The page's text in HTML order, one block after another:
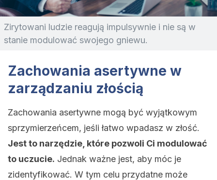
Zirytowani ludzie reagują impulsywnie i nie są w
stanie modulować swojego gniewu.
Zachowania asertywne w
zarządzaniu złością
Zachowania asertywne mogą być wyjątkowym
sprzymierzeńcem, jeśli łatwo wpadasz w złość.
Jest to narzędzie, które pozwoli Ci modulować
to uczucie. Jednak ważne jest, aby móc je
zidentyfikować. W tym celu przydatne może